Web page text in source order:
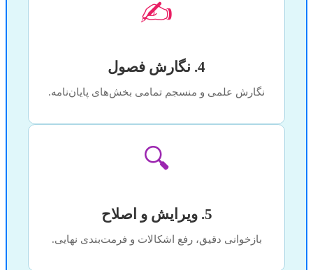
✍️
4. نگارش فصول
نگارش علمی و منسجم تمامی بخش‌های پایان‌نامه.
🔍
5. ویرایش و اصلاح
بازخوانی دقیق، رفع اشکالات و فرمت‌بندی نهایی.